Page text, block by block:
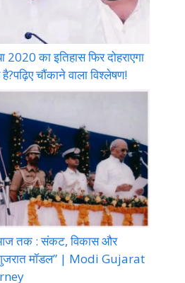
का इतिहास फिर दोहराएगा
चौंकाने वाला विश्लेषण!
तक : संकट, विकास और
गुजरात मॉडल” | Modi Gujarat